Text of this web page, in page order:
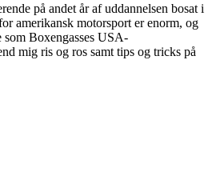
på andet år af uddannelsen bosat i
amerikansk motorsport er enorm, og
Boxengasses USA-
mig ris og ros samt tips og tricks på